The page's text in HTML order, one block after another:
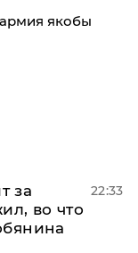
якобы
за
во что
22:33